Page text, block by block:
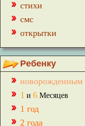
стихи
смс
открытки
Ребенку
новорожденным
1 и 6 Месяцев
1 год
2 года